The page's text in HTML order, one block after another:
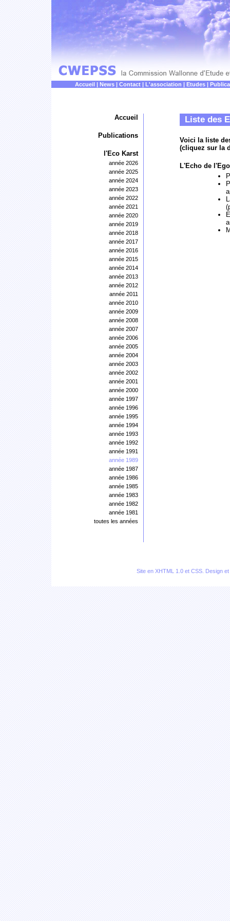
Accueil | News | Contact | L'association | Etudes |
Liste des
Voici la liste
(cliquez sur la
L'Echo de
Accueil
Publications
l'Eco Karst
année 2026
année 2025
année 2024
année 2023
année 2022
année 2021
année 2020
année 2019
année 2018
année 2017
année 2016
année 2015
année 2014
année 2013
année 2012
année 2011
année 2010
année 2009
année 2008
année 2007
année 2006
année 2005
année 2004
année 2003
année 2002
année 2001
année 2000
année 1997
année 1996
année 1995
année 1994
année 1993
année 1992
année 1991
année 1989
année 1987
année 1986
année 1985
année 1983
année 1982
année 1981
toutes les années
Site en XHTML 1.0et CSS. Design